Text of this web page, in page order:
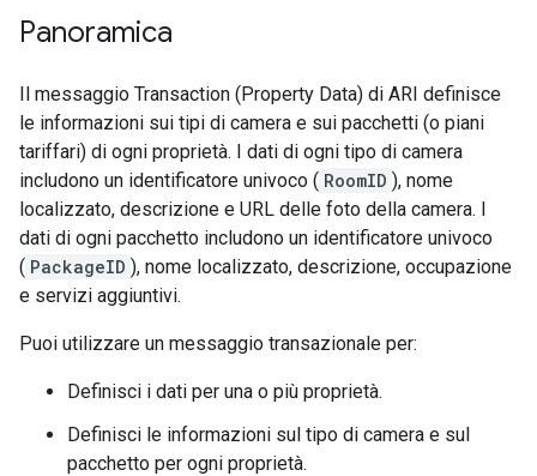
Panoramica
Il messaggio Transaction (Property Data) di ARI definisce
le informazioni sui tipi di camera e sui pacchetti (o piani
tariffari) di ogni proprietà. I dati di ogni tipo di camera
includono un identificatore univoco ( RoomID ), nome
localizzato, descrizione e URL delle foto della camera. I
dati di ogni pacchetto includono un identificatore univoco
( PackageID ), nome localizzato, descrizione, occupazione
e servizi aggiuntivi.
Puoi utilizzare un messaggio transazionale per:
Definisci i dati per una o più proprietà.
Definisci le informazioni sul tipo di camera e sul
pacchetto per ogni proprietà.